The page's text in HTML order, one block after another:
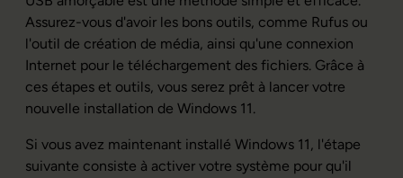
Assurez-vous d'avoir les bons outils, comme Rufus ou
l'outil de création de média, ainsi qu'une connexion
Internet pour le téléchargement des fichiers. Grâce à
ces étapes et outils, vous serez prêt à lancer votre
nouvelle installation de Windows 11.
Si vous avez maintenant installé Windows 11, l'étape
suivante consiste à activer votre système pour qu'il